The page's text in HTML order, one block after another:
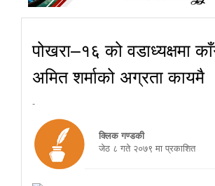
पोखरा–१६ को वडाध्यक्षमा
अमित शर्माको अग्रता कायमै
-
क्लिक गण्डकी
जेठ ८ गते २०७९ मा प्रकाशित